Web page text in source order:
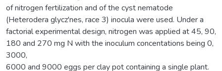
of nitrogen fertilization and of the cyst nematode
(Heterodera glycz'nes, race 3) inocula were used. Under a
factorial experimental design, nitrogen was applied at 45, 90,
180 and 270 mg N with the inoculum concentations being 0,
3000,
6000 and 9000 eggs per clay pot containing a single plant.